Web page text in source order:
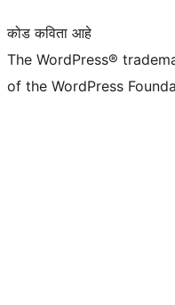
कोड कविता आहे
The WordPress®
of the WordPress